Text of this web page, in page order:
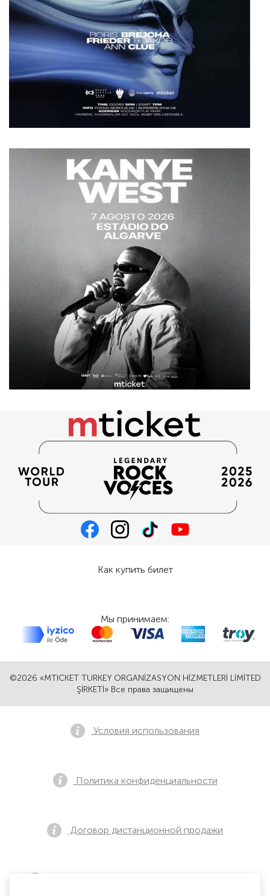
©2026 «MTICKET TURKEY ORGANİZASYON HİZMETLERİ LİMİTED
ŞİRKETİ» Все права защищены
Как купить билет
Мы принимаем:
Условия использования
Политика конфиденциальности
Договор дистанционной продажи